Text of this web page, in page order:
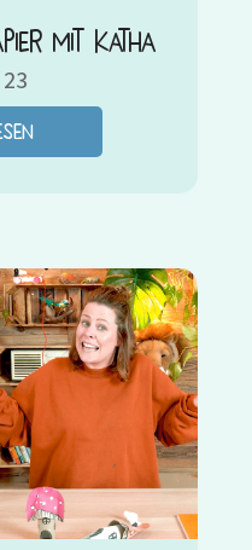
mit Katha